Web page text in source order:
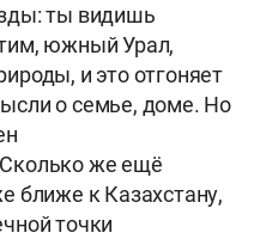
ты видишь
южный Урал,
и это отгоняет
о семье, доме. Но
же ещё
ближе к Казахстану,
точки